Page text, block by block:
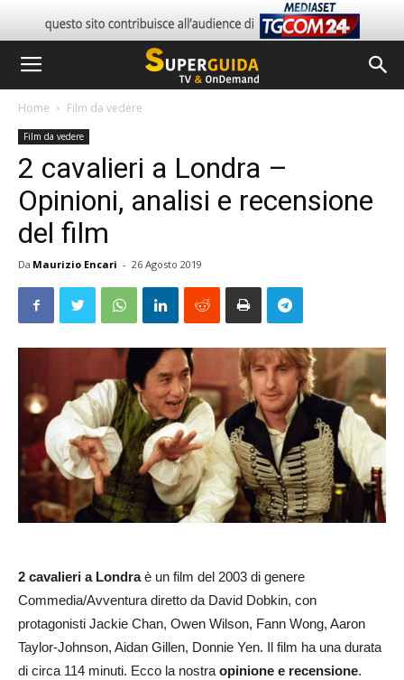
Home Film da vedere
Film da vedere
2 cavalieri a Londra –
Opinioni, analisi e recensione
del film
Da Maurizio Encari - 26 Agosto 2019
2 cavalieri a Londraè un film del 2003 di genere
Commedia/Avventura diretto da David Dobkin, con
protagonisti Jackie Chan, Owen Wilson, Fann Wong, Aaron
Taylor-Johnson, Aidan Gillen, Donnie Yen. Il film ha una durata
di circa 114 minuti. Ecco la nostra opinione e recensione.